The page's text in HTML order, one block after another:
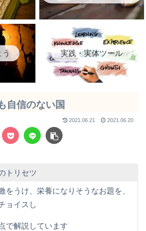
う 実践・実体ツール
自信のない国
2021.06.21 2021.06.20
トリセツ
をうけ、栄養になりそうなお題を、
ョイスし
で解説しています